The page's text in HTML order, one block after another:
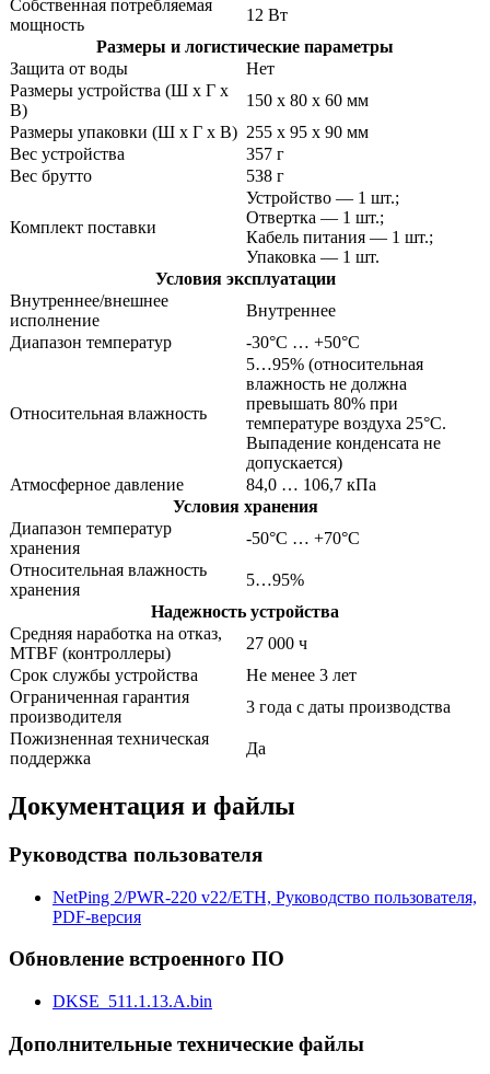
Собственная потребляемая
мощность
12 Вт
Размеры и логистические параметры
Защита от воды
Нет
Размеры устройства (Ш х Г х
В)
150 х 80 х 60 мм
Размеры упаковки (Ш х Г х В) 255 x 95 x 90 мм
Вес устройства
357 г
Вес брутто
538 г
Комплект поставки
Устройство — 1 шт.;
Отвертка — 1 шт.;
Кабель питания — 1 шт.;
Упаковка — 1 шт.
Условия эксплуатации
Внутреннее/внешнее
исполнение
Внутреннее
Диапазон температур
-30°С … +50°С
Относительная влажность
5…95% (относительная
влажность не должна
превышать 80% при
температуре воздуха 25°С.
Выпадение конденсата не
допускается)
Атмосферное давление
84,0 … 106,7 кПа
Условия хранения
Диапазон температур
хранения
-50°С … +70°С
Относительная влажность
хранения
5…95%
Надежность устройства
Средняя наработка на отказ,
MTBF (контроллеры)
27 000 ч
Срок службы устройства
Не менее 3 лет
Ограниченная гарантия
производителя
3 года с даты производства
Пожизненная техническая
поддержка
Да
Документация и файлы
Руководства пользователя
NetPing 2/PWR-220 v22/ETH, Руководство пользователя,
PDF-версия
Обновление встроенного ПО
DKSE_511.1.13.A.bin
Дополнительные технические файлы